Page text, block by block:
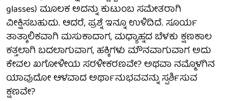
glasses) ಮೂಲಕ ಅದನ್ನು ಕುಟುಂಬ ಸಮೇತರಾಗಿ
ವೀಕ್ಷಿಸಬಹುದು. ಆದರೆ, ಪ್ರಶ್ನೆ ಇನ್ನೂ ಉಳಿದಿದೆ. ಸೂರ್ಯ
ತಾತ್ಕಾಲಿಕವಾಗಿ ಮಸುಕಾದಾಗ, ಮಧ್ಯಾಹ್ನದ ಬೆಳಕು ಕ್ಷಣಕಾಲ
ಕತ್ತಲಾಗಿ ಬದಲಾಗುವಾಗ, ಹಕ್ಕಿಗಳು ಮೌನವಾಗುವಾಗ ಅದು
ಕೇವಲ ಖಗೋಳೀಯ ಸರಳೀಕರಣವೇ? ಅಥವಾ ನಮ್ಮೊಳಗಿನ
ಯಾವುದೋ ಆಳವಾದ ಅರ್ಥಾನುಭವವನ್ನು ಸ್ಪರ್ಶಿಸುವ
ಕ್ಷಣವೇ?